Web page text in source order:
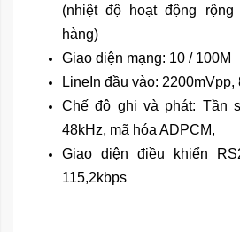
(nhiệt độ hoạt động
hàng)
Giao diện mạng: 10 / 100M
LineIn đầu vào: 2200mVpp,
Chế độ ghi và phát: Tần
48kHz, mã hóa ADPCM,
Giao diện điều khiển
115,2kbps